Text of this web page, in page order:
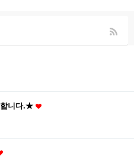
합니다.★